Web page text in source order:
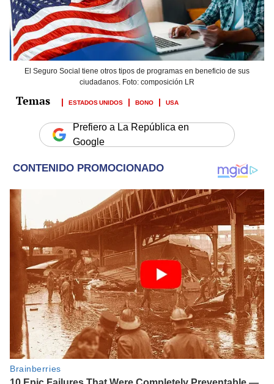
El Seguro Social tiene otros tipos de programas en beneficio de sus
ciudadanos. Foto: composición LR
ESTADOS UNIDOS BONO USA
Prefiero a La República en
Google